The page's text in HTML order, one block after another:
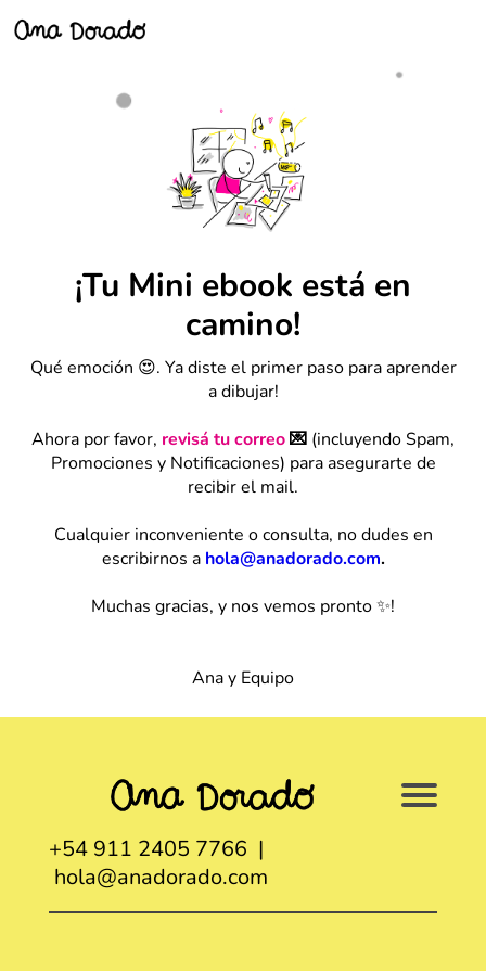
¡Tu Mini ebook está en
camino!
Qué emoción 😍. Ya diste el primer paso para aprender
a dibujar!
Ahora por favor, revisá tu correo💌 (incluyendo Spam,
Promociones y Notificaciones) para asegurarte de
recibir el mail.
Cualquier inconveniente o consulta, no dudes en
escribirnos a hola@anadorado.com.
Muchas gracias, y nos vemos pronto ✨!
Ana y Equipo
+54 911 2405 7766 |
hola@anadorado.com